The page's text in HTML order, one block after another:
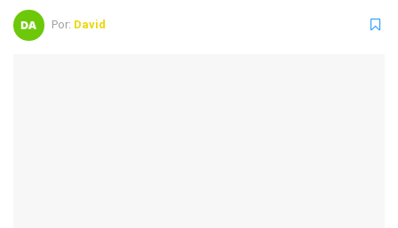
Por: David